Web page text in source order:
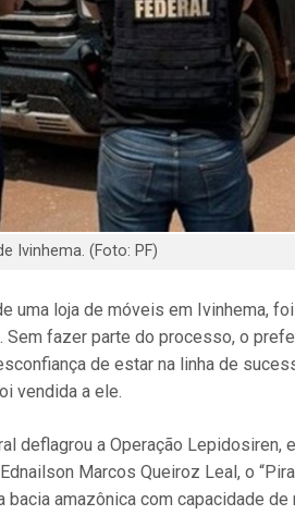
Ivinhema. (Foto: PF)
uma loja de móveis em Ivinhema,
Sem fazer parte do processo, o
de estar na linha de
vendida a ele.
deflagrou a Operação Lepidosiren,
Marcos Queiroz Leal, o
amazônica com capacidade de